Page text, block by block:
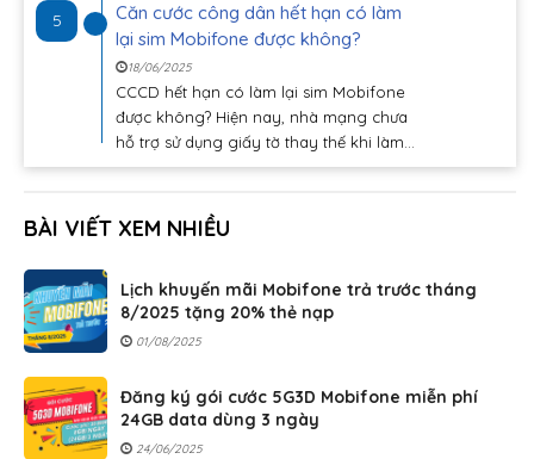
5
Căn cước công dân hết hạn có làm
lại sim Mobifone được không?
18/06/2025
CCCD hết hạn có làm lại sim Mobifone
được không? Hiện nay, nhà mạng chưa
hỗ trợ sử dụng giấy tờ thay thế khi làm...
BÀI VIẾT XEM NHIỀU
Lịch khuyến mãi Mobifone trả trước tháng
8/2025 tặng 20% thẻ nạp
01/08/2025
Đăng ký gói cước 5G3D Mobifone miễn phí
24GB data dùng 3 ngày
24/06/2025